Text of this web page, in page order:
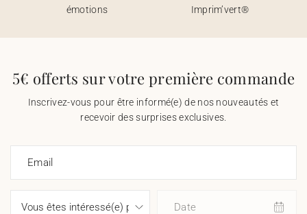
émotions
Imprim’vert®
5€ offerts sur votre première commande
Inscrivez-vous pour être informé(e) de nos nouveautés et
recevoir des surprises exclusives.
Email
Date